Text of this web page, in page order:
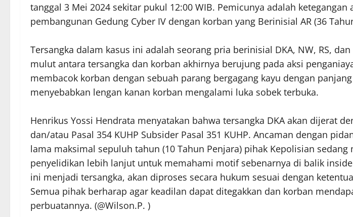
tanggal 3 Mei 2024 sekitar pukul 12:00 WIB. Pemicunya adalah ketegangan
pembangunan Gedung Cyber IV dengan korban yang Berinisial AR (36
Tersangka dalam kasus ini adalah seorang pria berinisial DKA, NW, RS,
mulut antara tersangka dan korban akhirnya berujung pada aksi
membacok korban dengan sebuah parang bergagang kayu dengan
menyebabkan lengan kanan korban mengalami luka sobek terbuka.
Henrikus Yossi Hendrata menyatakan bahwa tersangka DKA akan dijerat
dan/atau Pasal 354 KUHP Subsider Pasal 351 KUHP. Ancaman dengan
lama maksimal sepuluh tahun (10 Tahun Penjara) pihak Kepolisian sedang
penyelidikan lebih lanjut untuk memahami motif sebenarnya di balik
ini menjadi tersangka, akan diproses secara hukum sesuai dengan
Semua pihak berharap agar keadilan dapat ditegakkan dan korban
perbuatannya. (@Wilson.P. )